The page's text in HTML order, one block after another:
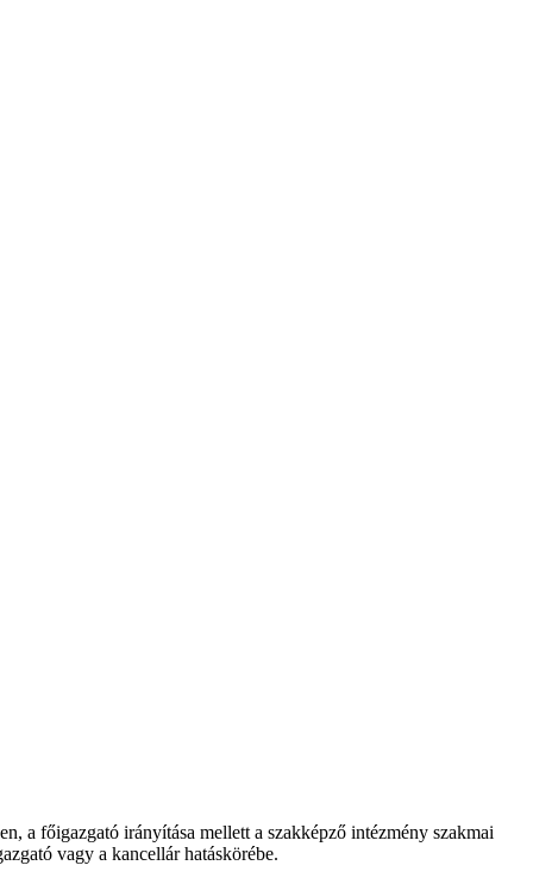
a főigazgató irányítása mellett a szakképző intézmény szakmai
vagy a kancellár hatáskörébe.